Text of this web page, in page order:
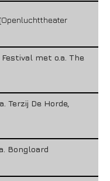
met o.a. The
Terzij De Horde,
Bongloard